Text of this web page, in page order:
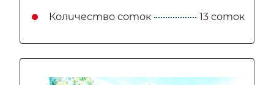
Количество соток 13 соток